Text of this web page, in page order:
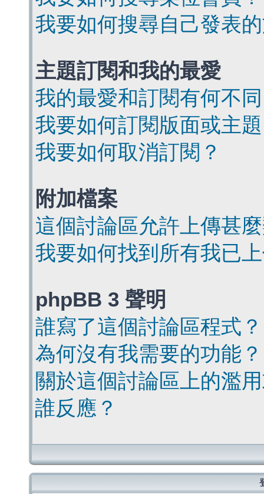
我要如何搜尋自己發表
主題訂閱和我的最愛
我的最愛和訂閱有何不
我要如何訂閱版面或主
我要如何取消訂閱？
附加檔案
這個討論區允許上傳甚
我要如何找到所有我已
phpBB 3 聲明
誰寫了這個討論區程式？
為何沒有我需要的功能？
關於這個討論區上的濫
誰反應？